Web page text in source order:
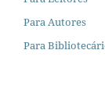
Para Autores
Para